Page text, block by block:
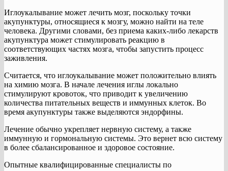
Иглоукалывание может лечить мозг, поскольку точки
акупунктуры, относящиеся к мозгу, можно найти на теле
человека. Другими словами, без приема каких-либо лекарств
акупунктура может стимулировать реакцию в
соответствующих частях мозга, чтобы запустить процесс
заживления.
Считается, что иглоукалывание может положительно влиять
на химию мозга. В начале лечения иглы локально
стимулируют кровоток, что приводит к увеличению
количества питательных веществ и иммунных клеток. Во
время акупунктуры также выделяются эндорфины.
Лечение обычно укрепляет нервную систему, а также
иммунную и гормональную системы. Это вернет всю систему
в более сбалансированное и здоровое состояние.
Опытные квалифицированные специалисты по